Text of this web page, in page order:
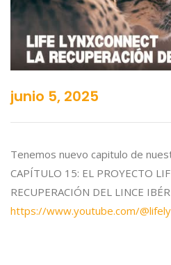
junio 5, 2025
Tenemos nuevo capitulo de
CAPÍTULO 15: EL PROYECTO
RECUPERACIÓN DEL LINCE
https://www.youtube.com/